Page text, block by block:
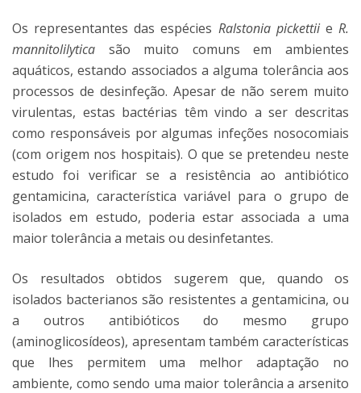
Os representantes das espécies Ralstonia pickettiie R.
mannitolilytica são muito comuns em ambientes
aquáticos, estando associados a alguma tolerância aos
processos de desinfeção. Apesar de não serem muito
virulentas, estas bactérias têm vindo a ser descritas
como responsáveis por algumas infeções nosocomiais
(com origem nos hospitais). O que se pretendeu neste
estudo foi verificar se a resistência ao antibiótico
gentamicina, característica variável para o grupo de
isolados em estudo, poderia estar associada a uma
maior tolerância a metais ou desinfetantes.
Os resultados obtidos sugerem que, quando os
isolados bacterianos são resistentes a gentamicina, ou
a outros antibióticos do mesmo grupo
(aminoglicosídeos), apresentam também características
que lhes permitem uma melhor adaptação no
ambiente, como sendo uma maior tolerância a arsenito